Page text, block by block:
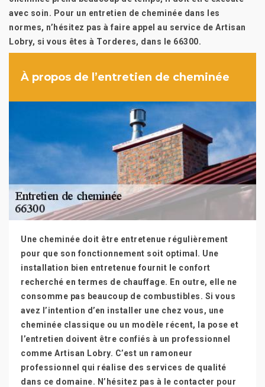
avec soin. Pour un entretien de cheminée dans les
normes, n’hésitez pas à faire appel au service de Artisan
Lobry, si vous êtes à Torderes, dans le 66300.
À propos de l’entretien de cheminée
Une cheminée doit être entretenue régulièrement
pour que son fonctionnement soit optimal. Une
installation bien entretenue fournit le confort
recherché en termes de chauffage. En outre, elle ne
consomme pas beaucoup de combustibles. Si vous
avez l’intention d’en installer une chez vous, une
cheminée classique ou un modèle récent, la pose et
l’entretien doivent être confiés à un professionnel
comme Artisan Lobry. C’est un ramoneur
professionnel qui réalise des services de qualité
dans ce domaine. N’hésitez pas à le contacter pour